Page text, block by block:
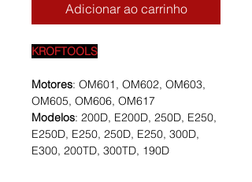
Adicionar ao carrinho
KROFTOOLS
Motores: OM601, OM602, OM603,
OM605, OM606, OM617
Modelos: 200D, E200D, 250D, E250,
E250D, E250, 250D, E250, 300D,
E300, 200TD, 300TD, 190D